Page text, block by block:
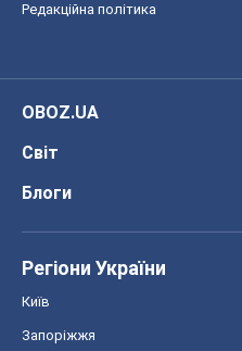
Редакційна політика
OBOZ.UA
Світ
Блоги
Регіони України
Київ
Запоріжжя